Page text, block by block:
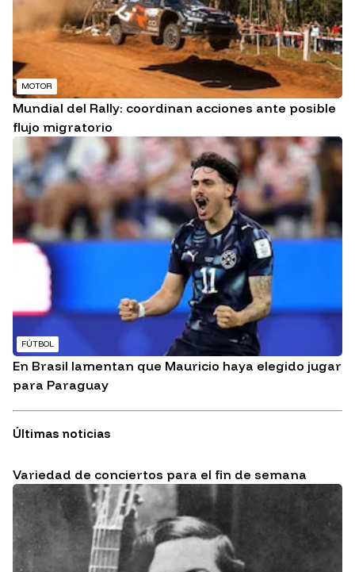
MOTOR
Mundial del Rally: coordinan acciones ante posible
flujo migratorio
FÚTBOL
En Brasil lamentan que Mauricio haya elegido jugar
para Paraguay
Últimas noticias
Variedad de conciertos para el fin de semana